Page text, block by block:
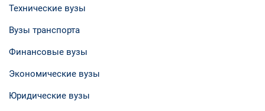
Технические вузы
Вузы транспорта
Финансовые вузы
Экономические вузы
Юридические вузы